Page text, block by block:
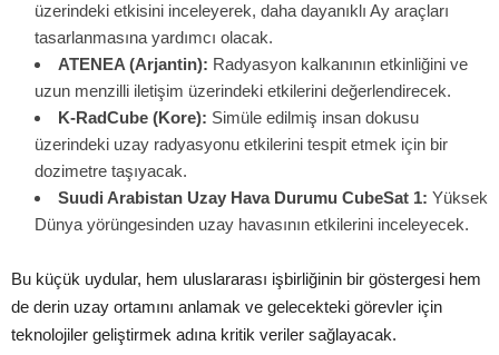
üzerindeki etkisini inceleyerek, daha dayanıklı Ay araçları
tasarlanmasına yardımcı olacak.
ATENEA (Arjantin): Radyasyon kalkanının etkinliğini ve
uzun menzilli iletişim üzerindeki etkilerini değerlendirecek.
K-RadCube (Kore): Simüle edilmiş insan dokusu
üzerindeki uzay radyasyonu etkilerini tespit etmek için bir
dozimetre taşıyacak.
Suudi Arabistan Uzay Hava Durumu CubeSat 1: Yüksek
Dünya yörüngesinden uzay havasının etkilerini inceleyecek.
Bu küçük uydular, hem uluslararası işbirliğinin bir göstergesi hem
de derin uzay ortamını anlamak ve gelecekteki görevler için
teknolojiler geliştirmek adına kritik veriler sağlayacak.